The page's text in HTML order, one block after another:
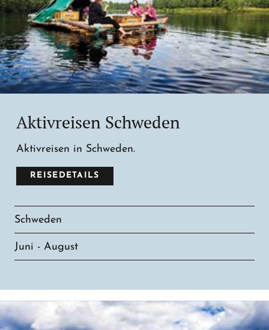
Aktivreisen Schweden
Aktivreisen in Schweden.
REISEDETAILS
Schweden
Juni - August